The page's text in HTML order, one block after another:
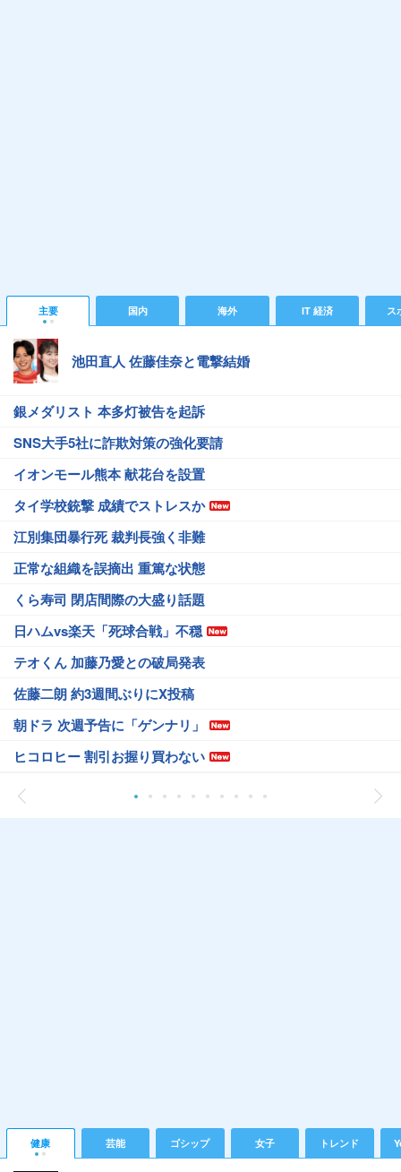
主要 国内 海外 IT 経済 ス
池田直人 佐藤佳奈と電撃結婚
銀メダリスト 本多灯被告を起訴
SNS大手5社に詐欺対策の強化要請
イオンモール熊本 献花台を設置
タイ学校銃撃 成績でストレスか
江別集団暴行死 裁判長強く非難
正常な組織を誤摘出 重篤な状態
くら寿司 閉店間際の大盛り話題
日ハムvs楽天「死球合戦」不穏
テオくん 加藤乃愛との破局発表
佐藤二朗 約3週間ぶりにX投稿
朝ドラ 次週予告に「ゲンナリ」
ヒコロヒー 割引お握り買わない
健康 芸能 ゴシップ 女子 トレンド